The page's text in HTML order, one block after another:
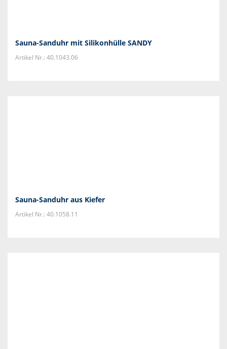
Sauna-Sanduhr mit Silikonhülle SANDY
Artikel Nr.: 40.1043.06
Sauna-Sanduhr aus Kiefer
Artikel Nr.: 40.1058.11